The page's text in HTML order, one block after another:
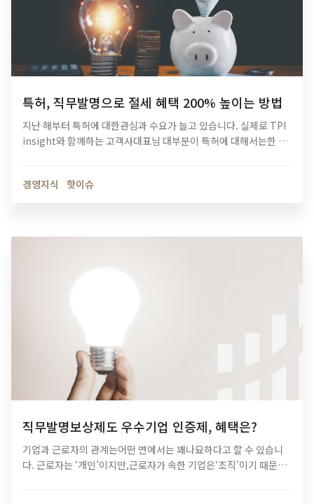
특허, 직무발명으로 절세 혜택 200% 높이는 방법
지난 해부터 특허에 대한관심과 수요가 늘고 있습니다. 실제로 TPI
insight와 함께하는 고객사대표님 대부분이 특허에 대해서는한 번
경영지식
핫이슈
직무발명보상제도 우수기업 인증제, 혜택은?
기업과 근로자의 관계는어떤 면에서는 꽤나묘하다고 할 수 있습니
다. 근로자는 ‘개인’이지만,근로자가 속한 기업은‘조직’이기 때문이